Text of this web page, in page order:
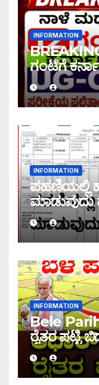
INFORMATION
ಗಂಟೆಗೆ
ಫಲಿತಾಂಶ
2026
INFORMATION
ಪಹಣಿಯಲ್ಲಿ
INFORMATION
Bele
ರೈತರ ಪಟ್ಟಿ
ಹೆಸರು